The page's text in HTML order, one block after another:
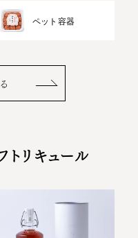
ペット容器
トリキュール